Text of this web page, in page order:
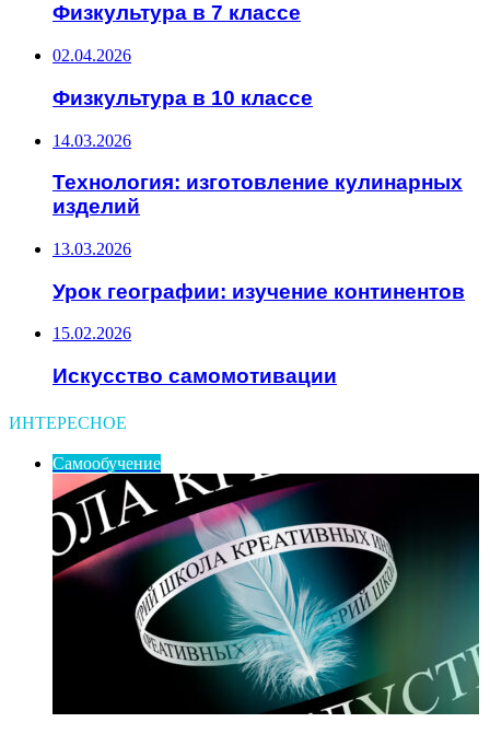
Физкультура в 7 классе
02.04.2026
Физкультура в 10 классе
14.03.2026
Технология: изготовление кулинарных
изделий
13.03.2026
Урок географии: изучение континентов
15.02.2026
Искусство самомотивации
ИНТЕРЕСНОЕ
Самообучение